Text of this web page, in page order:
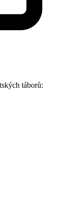
táborů: